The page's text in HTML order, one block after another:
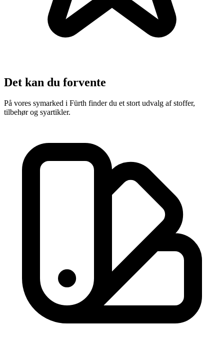
Det kan du forvente
På vores symarked i Fürth finder du et stort udvalg af stoffer,
tilbehør og syartikler.